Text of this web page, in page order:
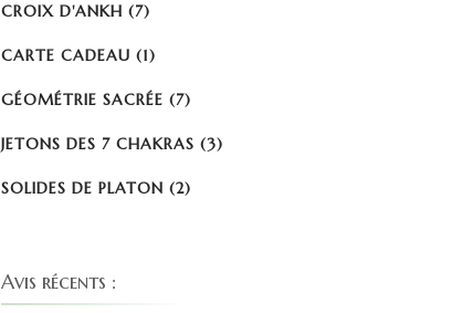
CROIX D'ANKH (7)
CARTE CADEAU (1)
GÉOMÉTRIE SACRÉE (7)
JETONS DES 7 CHAKRAS (3)
SOLIDES DE PLATON (2)
Avis récents :